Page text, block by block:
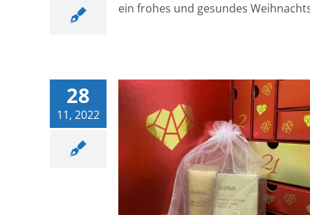
ein frohes und gesundes
28
11, 2022